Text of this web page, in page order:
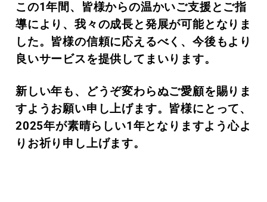
この1年間、皆様からの温かいご支援とご指
導により、我々の成長と発展が可能となりま
した。皆様の信頼に応えるべく、今後もより
良いサービスを提供してまいります。
新しい年も、どうぞ変わらぬご愛顧を賜りま
すようお願い申し上げます。皆様にとって、
2025年が素晴らしい1年となりますよう心よ
りお祈り申し上げます。